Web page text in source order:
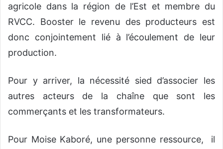
agricole dans la région de l’Est et membre du
RVCC. Booster le revenu des producteurs est
donc conjointement lié à l’écoulement de leur
production.
Pour y arriver, la nécessité sied d’associer les
autres acteurs de la chaîne que sont les
commerçants et les transformateurs.
Pour Moise Kaboré, une personne ressource, il